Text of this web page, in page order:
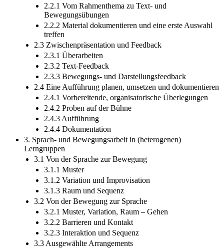
2.2.1 Vom Rahmenthema zu Text- und
Bewegungsübungen
2.2.2 Material dokumentieren und eine erste Auswahl
treffen
2.3 Zwischenpräsentation und Feedback
2.3.1 Überarbeiten
2.3.2 Text-Feedback
2.3.3 Bewegungs- und Darstellungsfeedback
2.4 Eine Aufführung planen, umsetzen und dokumentieren
2.4.1 Vorbereitende, organisatorische Überlegungen
2.4.2 Proben auf der Bühne
2.4.3 Aufführung
2.4.4 Dokumentation
3. Sprach- und Bewegungsarbeit in (heterogenen)
Lerngruppen
3.1 Von der Sprache zur Bewegung
3.1.1 Muster
3.1.2 Variation und Improvisation
3.1.3 Raum und Sequenz
3.2 Von der Bewegung zur Sprache
3.2.1 Muster, Variation, Raum – Gehen
3.2.2 Barrieren und Kontakt
3.2.3 Interaktion und Sequenz
3.3 Ausgewählte Arrangements